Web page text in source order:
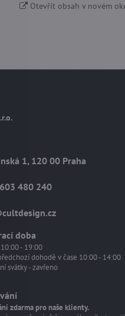
Otevřít obsah v novém
1, 120 00 Praha
480 240
doba
10:00 - 19:00
dohodě v čase 10:00 - 14:00
svátky - zavřeno
zdarma pro naše klienty.